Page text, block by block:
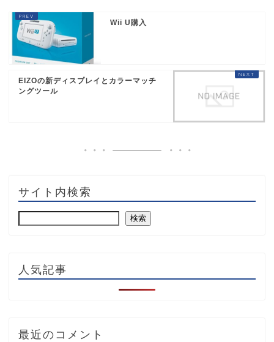
Wii U購入
EIZOの新ディスプレイとカラーマッチ
ングツール
サイト内検索
検索
人気記事
最近のコメント